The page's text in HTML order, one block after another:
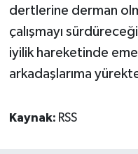
dertlerine derman
çalışmayı
iyilik hareketinde
arkadaşlarıma
Kaynak: RSS